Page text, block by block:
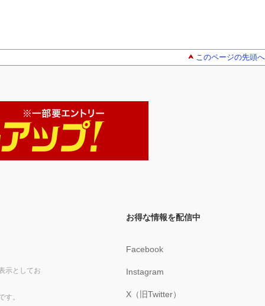
このページの先頭へ
示としてお
す。
お得な情報を配信中
Facebook
Instagram
X（旧Twitter）